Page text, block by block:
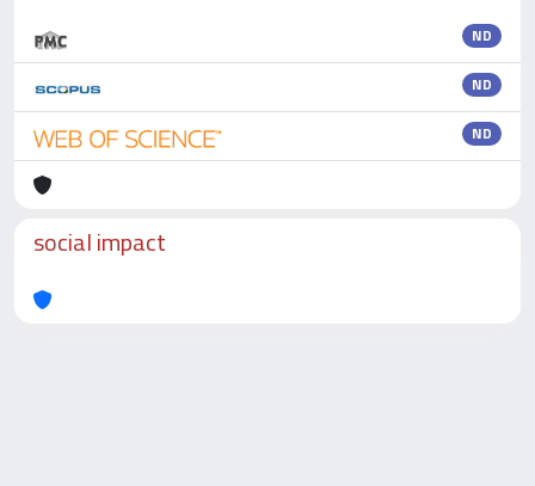
ND
ND
ND
social impact